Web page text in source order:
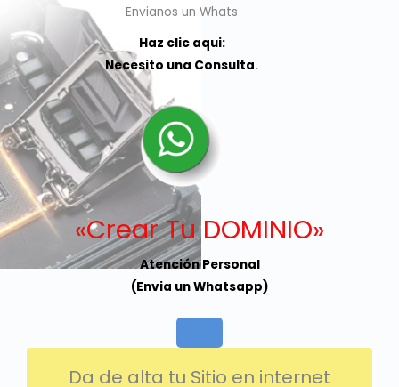
Envianos un Whats
Haz clic aqui:
Necesito una Consulta.
«Crear Tu DOMINIO»
Atención Personal
(Envia un Whatsapp)
Da de alta tu Sitio en internet